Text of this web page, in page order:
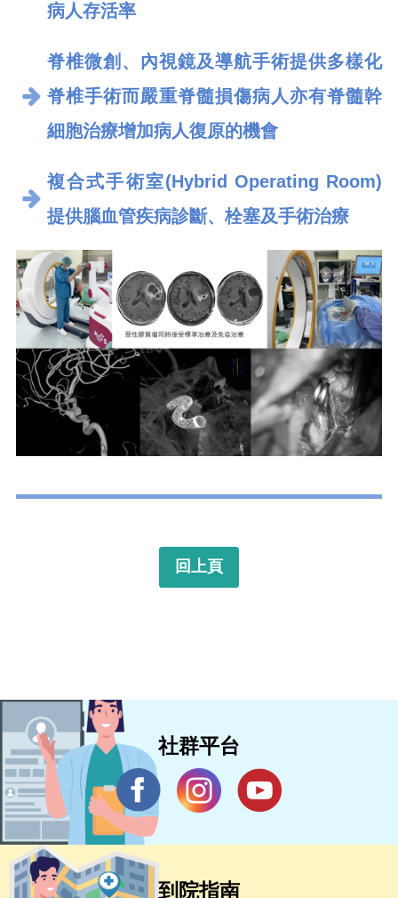
病人存活率
脊椎微創、內視鏡及導航手術提供多樣化
脊椎手術而嚴重脊髓損傷病人亦有脊髓幹
細胞治療增加病人復原的機會
複合式手術室(Hybrid Operating Room)
提供腦血管疾病診斷、栓塞及手術治療
回上頁
社群平台
到院指南